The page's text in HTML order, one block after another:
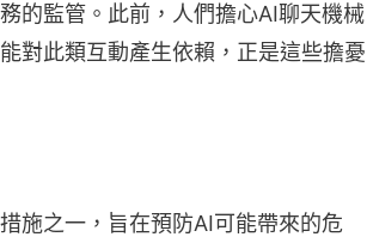
的監管。此前，人們擔心AI聊天機械
對此類互動產生依賴，正是這些擔憂
施之一，旨在預防AI可能帶來的危